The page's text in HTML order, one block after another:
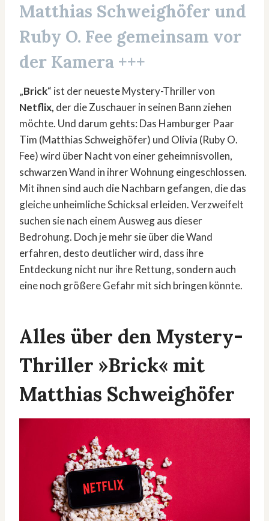
Matthias Schweighöfer und
Ruby O. Fee gemeinsam vor
der Kamera +++
„Brick“ ist der neueste Mystery-Thriller von
Netflix, der die Zuschauer in seinen Bann ziehen
möchte. Und darum gehts: Das Hamburger Paar
Tim (Matthias Schweighöfer) und Olivia (Ruby O.
Fee) wird über Nacht von einer geheimnisvollen,
schwarzen Wand in ihrer Wohnung eingeschlossen.
Mit ihnen sind auch die Nachbarn gefangen, die das
gleiche unheimliche Schicksal erleiden. Verzweifelt
suchen sie nach einem Ausweg aus dieser
Bedrohung. Doch je mehr sie über die Wand
erfahren, desto deutlicher wird, dass ihre
Entdeckung nicht nur ihre Rettung, sondern auch
eine noch größere Gefahr mit sich bringen könnte.
Alles über den Mystery-
Thriller »Brick« mit
Matthias Schweighöfer